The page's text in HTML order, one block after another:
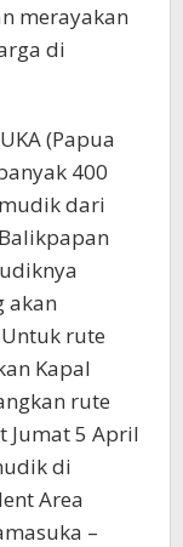
merayakan
di
(Papua
400
dari
akan
rute
Kapal
rute
Jumat 5 April
di
Area
–